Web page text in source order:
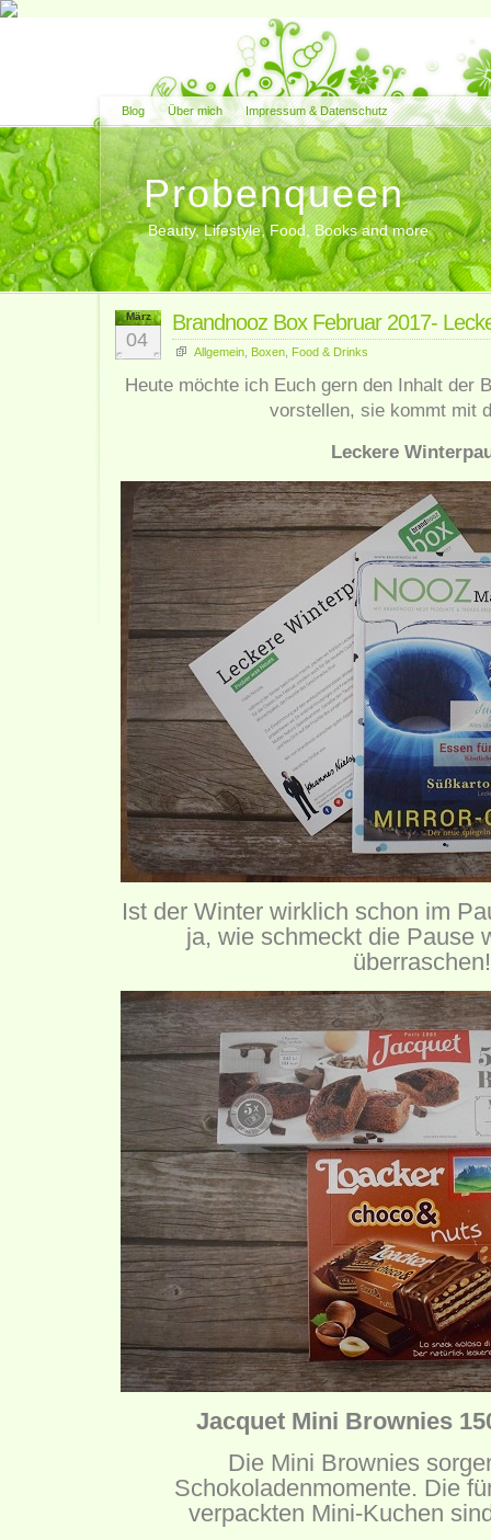
Blog Über mich Impressum & Datenschutz
Probenqueen
Beauty, Lifestyle, Food, Books and more
März
04
Brandnooz Box Februar 2017-
Allgemein Boxen Food & Drinks
Heute möchte ich Euch gern den Inhalt der
vorstellen, sie kommt mit
Leckere
Ist der Winter wirklich schon im
ja, wie schmeckt die Pause
überraschen!
Jacquet Mini Brownies
Die Mini Brownies
Schokoladenmomente. Die
verpackten Mini-Kuchen